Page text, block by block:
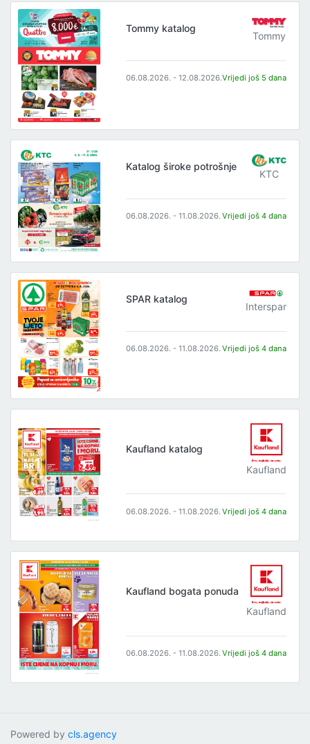
Tommy katalog
Tommy
06.08.2026. - 12.08.2026.Vrijedi još 5 dana
Katalog široke potrošnje
KTC
06.08.2026. - 11.08.2026. Vrijedi još 4 dana
SPAR katalog
Interspar
06.08.2026. - 11.08.2026. Vrijedi još 4 dana
Kaufland katalog
Kaufland
06.08.2026. - 11.08.2026. Vrijedi još 4 dana
Kaufland bogata ponuda
Kaufland
06.08.2026. - 11.08.2026. Vrijedi još 4 dana
Powered by cls.agency